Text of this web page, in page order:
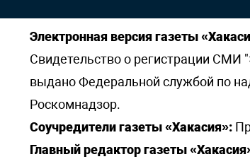
Электронная версия газеты
Свидетельство о регистрации СМИ
выдано Федеральной службой по
Роскомнадзор.
Соучредители газеты «Хакасия»:
Главный редактор газеты